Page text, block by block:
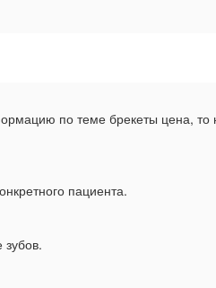
по теме брекеты цена,
пациента.
зубов.